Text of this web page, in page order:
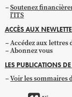
Soutenez
l'ITS
ACCÈS AUX
Accédez aux
Abonnez vous
LES PUBLICATIONS
Voir les sommaires